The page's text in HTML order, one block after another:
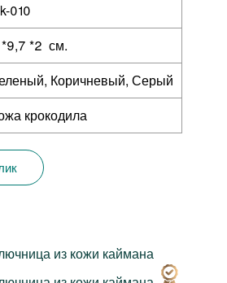
010
*2 см.
Коричневый, Серый
крокодила